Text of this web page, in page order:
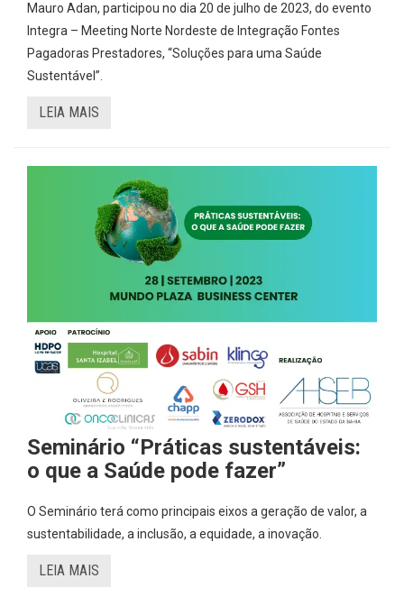
Mauro Adan, participou no dia 20 de julho de 2023, do evento
Integra – Meeting Norte Nordeste de Integração Fontes
Pagadoras Prestadores, “Soluções para uma Saúde
Sustentável”.
LEIA MAIS
Seminário “Práticas sustentáveis:
o que a Saúde pode fazer”
O Seminário terá como principais eixos a geração de valor, a
sustentabilidade, a inclusão, a equidade, a inovação.
LEIA MAIS